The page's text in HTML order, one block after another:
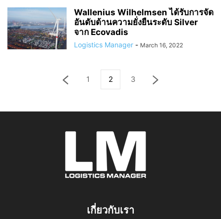
Wallenius Wilhelmsen ได้รับการจัด
อันดับด้านความยั่งยืนระดับ Silver
จาก Ecovadis
Logistics Manager - March 16, 2022
1 2 3
เกี่ยวกับเรา